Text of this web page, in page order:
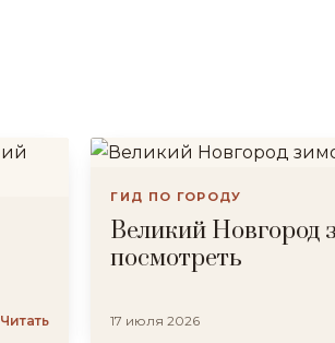
Читать
ГИД ПО ГОРОДУ
Великий Новгород
посмотреть
17 июля 2026